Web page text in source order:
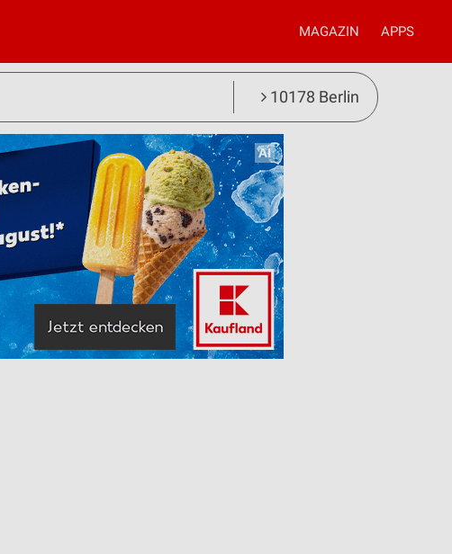
MAGAZIN APPS
10178 Berlin